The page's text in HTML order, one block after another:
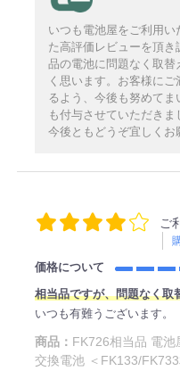
いつも電池屋をご利用い
た高評価レビューを頂
品の電池に問題なく取替
く思います。お客様に
るよう、今後も努めて
も付与させていただきま
今後ともどうぞ宜しくお
ご
価格について
相当品ですが、問題なく取
いつも有難うございます。
商品： FK726相当品 電池
交換電池 ＜FK133/